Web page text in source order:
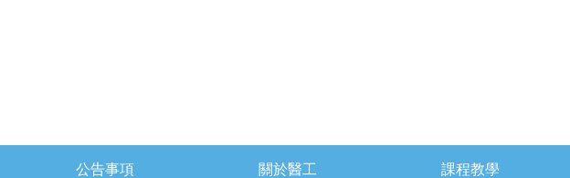
公告事項 關於醫工 課程教學